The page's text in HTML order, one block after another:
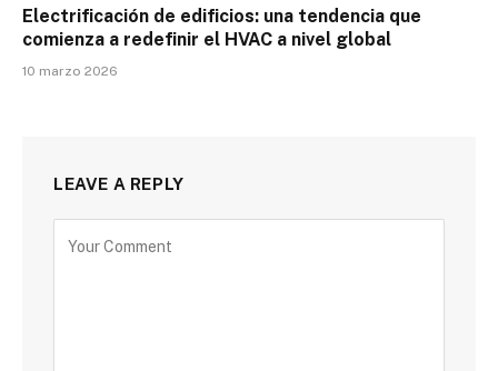
Electrificación de edificios: una tendencia que
comienza a redefinir el HVAC a nivel global
10 marzo 2026
LEAVE A REPLY